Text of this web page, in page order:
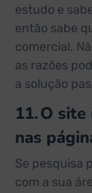
estudo e
então sabe
comercial.
as razões
a solução
11.O site
nas
Se pesquisa
com a sua